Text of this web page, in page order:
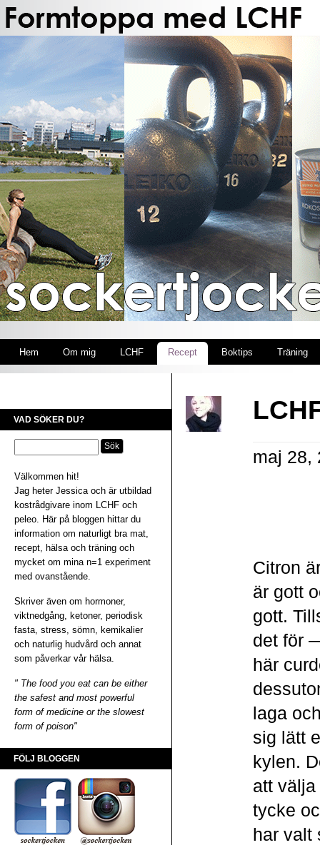
Hem Om mig LCHF Recept Boktips Träning
VAD SÖKER DU?
Välkommen hit!
Jag heter Jessica och är utbildad
kostrådgivare inom LCHF och
peleo. Här på bloggen hittar du
information om naturligt bra mat,
recept, hälsa och träning och
mycket om mina n=1 experiment
med ovanstående.
Skriver även om hormoner,
viktnedgång, ketoner, periodisk
fasta, stress, sömn, kemikalier
och naturlig hudvård och annat
som påverkar vår hälsa.
" The food you eat can be either
the safest and most powerful
form of medicine or the slowest
form of poison"
FÖLJ BLOGGEN
maj 28,
Citron
är gott
gott.
det för
här
laga
sig lätt
kylen.
att
tycke
har valt